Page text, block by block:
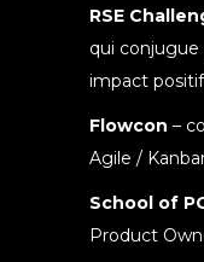
RSE
qui
impact positif
Flowcon –
Agile /
School of
Product